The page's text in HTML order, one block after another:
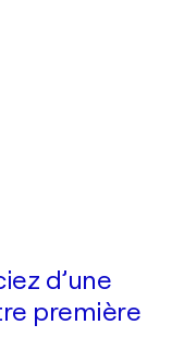
d’une
première